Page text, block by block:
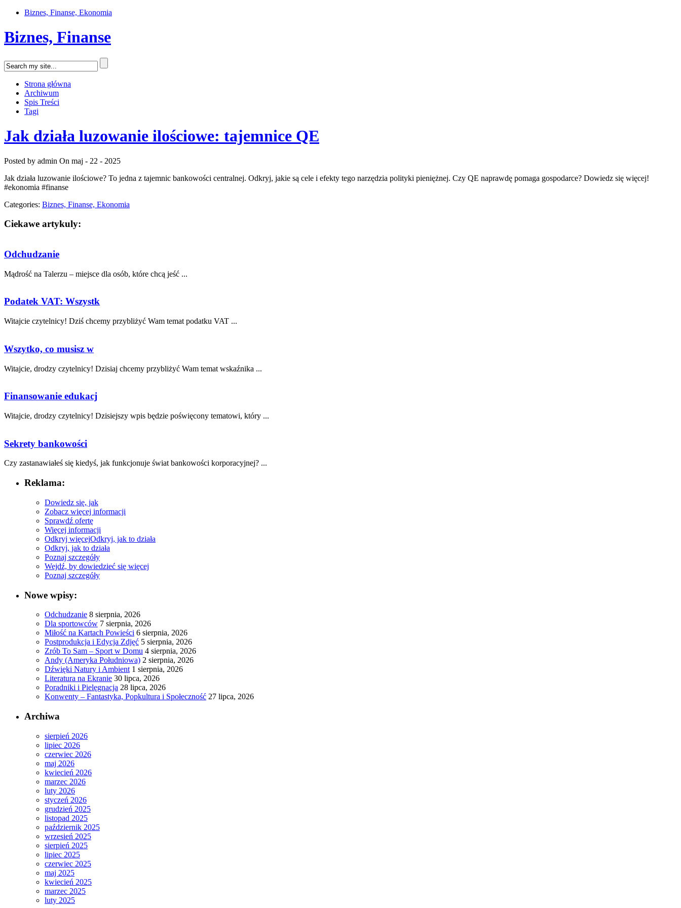
Biznes, Finanse, Ekonomia
Biznes, Finanse
Strona główna
Archiwum
Spis Treści
Tagi
Jak działa luzowanie ilościowe: tajemnice QE
Posted by admin On maj - 22 - 2025
Jak działa luzowanie ilościowe? To jedna z tajemnic bankowości centralnej. Odkryj, jakie są cele i efekty tego narzędzia polityki pieniężnej. Czy QE naprawdę pomaga gospodarce? Dowiedz się więcej!
#ekonomia #finanse
Categories: Biznes, Finanse, Ekonomia
Ciekawe artykuly:
Odchudzanie
Mądrość na Talerzu – miejsce dla osób, które chcą jeść ...
Podatek VAT: Wszystk
Witajcie czytelnicy! Dziś chcemy przybliżyć Wam temat podatku VAT ...
Wszytko, co musisz w
Witajcie, drodzy czytelnicy! Dzisiaj chcemy ​przybliżyć Wam temat ⁣wskaźnika ...
Finansowanie edukacj
Witajcie, drodzy czytelnicy! Dzisiejszy wpis‍ będzie poświęcony⁣ tematowi, który ...
Sekrety bankowości
Czy zastanawiałeś się kiedyś, jak ‍funkcjonuje świat bankowości korporacyjnej? ...
Reklama:
Dowiedz się, jak
Zobacz więcej informacji
Sprawdź ofertę
Więcej informacji
Odkryj więcejOdkryj, jak to działa
Odkryj, jak to działa
Poznaj szczegóły
Wejdź, by dowiedzieć się więcej
Poznaj szczegóły
Nowe wpisy:
Odchudzanie 8 sierpnia, 2026
Dla sportowców 7 sierpnia, 2026
Miłość na Kartach Powieści 6 sierpnia, 2026
Postprodukcja i Edycja Zdjęć 5 sierpnia, 2026
Zrób To Sam – Sport w Domu 4 sierpnia, 2026
Andy (Ameryka Południowa) 2 sierpnia, 2026
Dźwięki Natury i Ambient 1 sierpnia, 2026
Literatura na Ekranie 30 lipca, 2026
Poradniki i Pielęgnacja 28 lipca, 2026
Konwenty – Fantastyka, Popkultura i Społeczność 27 lipca, 2026
Archiwa
sierpień 2026
lipiec 2026
czerwiec 2026
maj 2026
kwiecień 2026
marzec 2026
luty 2026
styczeń 2026
grudzień 2025
listopad 2025
październik 2025
wrzesień 2025
sierpień 2025
lipiec 2025
czerwiec 2025
maj 2025
kwiecień 2025
marzec 2025
luty 2025